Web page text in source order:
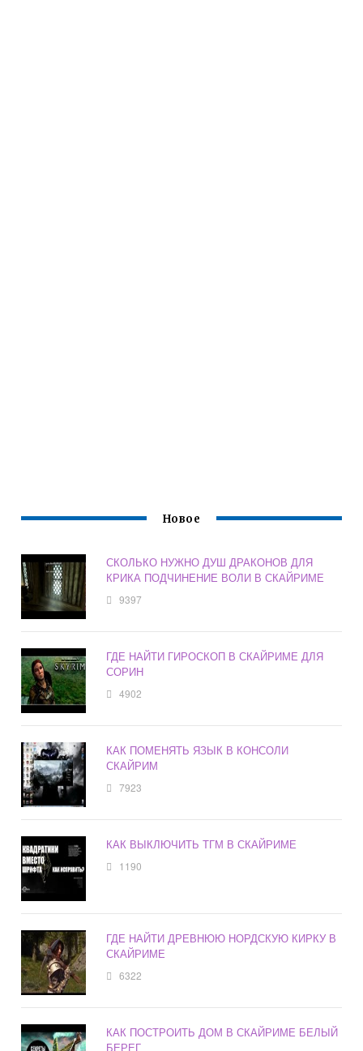
Новое
СКОЛЬКО НУЖНО ДУШ ДРАКОНОВ ДЛЯ
КРИКА ПОДЧИНЕНИЕ ВОЛИ В СКАЙРИМЕ
9397
ГДЕ НАЙТИ ГИРОСКОП В СКАЙРИМЕ ДЛЯ
СОРИН
4902
КАК ПОМЕНЯТЬ ЯЗЫК В КОНСОЛИ
СКАЙРИМ
7923
КАК ВЫКЛЮЧИТЬ ТГМ В СКАЙРИМЕ
1190
ГДЕ НАЙТИ ДРЕВНЮЮ НОРДСКУЮ КИРКУ В
СКАЙРИМЕ
6322
КАК ПОСТРОИТЬ ДОМ В СКАЙРИМЕ БЕЛЫЙ
БЕРЕГ